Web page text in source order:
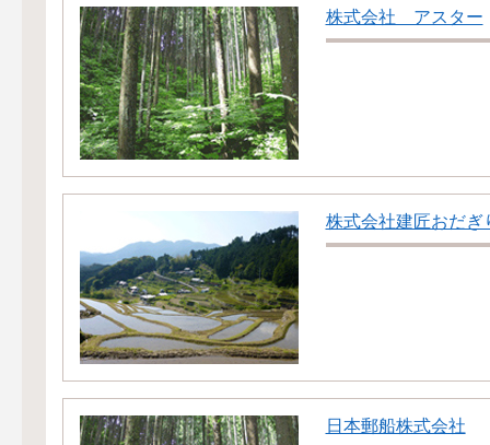
株式会社 アスター
株式会社建匠おだぎ
日本郵船株式会社